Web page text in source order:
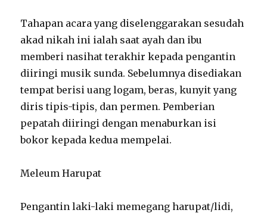
Tahapan acara yang diselenggarakan sesudah
akad nikah ini ialah saat ayah dan ibu
memberi nasihat terakhir kepada pengantin
diiringi musik sunda. Sebelumnya disediakan
tempat berisi uang logam, beras, kunyit yang
diris tipis-tipis, dan permen. Pemberian
pepatah diiringi dengan menaburkan isi
bokor kepada kedua mempelai.
Meleum Harupat
Pengantin laki-laki memegang harupat/lidi,